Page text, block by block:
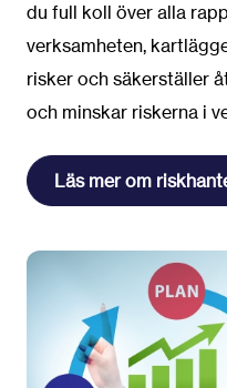
du full koll över alla
verksamheten,
risker och säkerställer
och minskar riskerna i
Läs mer om